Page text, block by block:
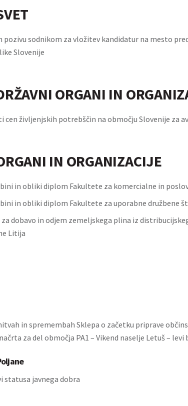
pozivu sodnikom za vložitev kandidatur na mesto
Slovenije
ORGANI IN
cen življenjskih potrebščin na območju Slovenije za
IN ORGANIZACIJE
in obliki diplom Fakultete za komercialne in
in obliki diplom Fakultete za uporabne družbene
dobavo in odjem zemeljskega plina iz
Litija
in spremembah Sklepa o začetku priprave
za del območja PA1 – Vikend naselje Letuš – levi
statusa javnega dobra